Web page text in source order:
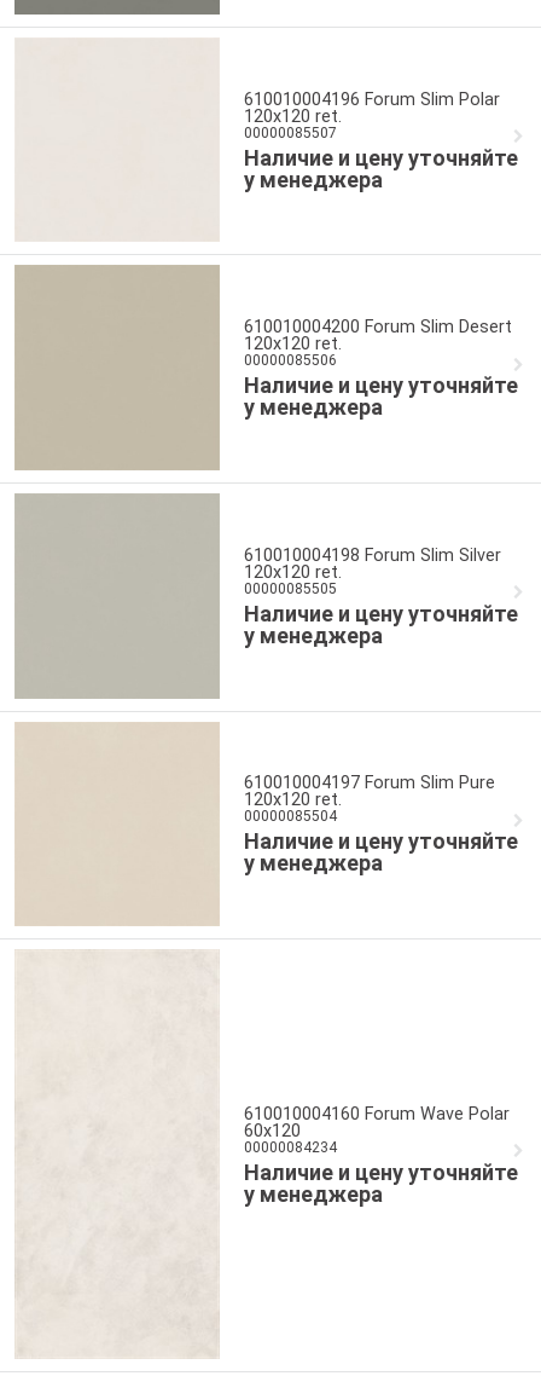
610010004196 Forum Slim Polar
120x120 ret.
00000085507
Наличие и цену уточняйте
у менеджера
610010004200 Forum Slim Desert
120x120 ret.
00000085506
Наличие и цену уточняйте
у менеджера
610010004198 Forum Slim Silver
120x120 ret.
00000085505
Наличие и цену уточняйте
у менеджера
610010004197 Forum Slim Pure
120x120 ret.
00000085504
Наличие и цену уточняйте
у менеджера
610010004160 Forum Wave Polar
60x120
00000084234
Наличие и цену уточняйте
у менеджера